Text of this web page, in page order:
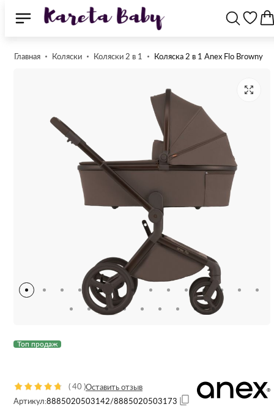
Главная Коляски Коляски 2 в 1 Коляска 2 в 1 Anex Flo Browny
Топ продаж
(40 )Оставить отзыв
Артикул:8885020503142/8885020503173